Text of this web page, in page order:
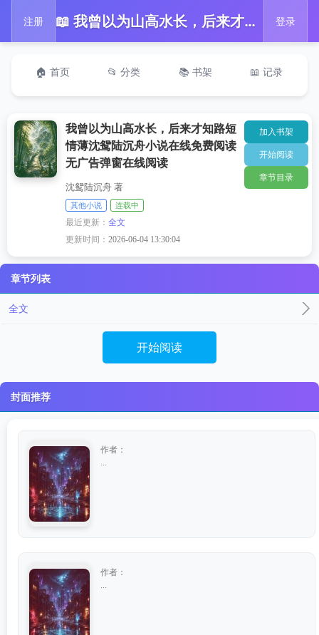
注册 📖 我曾以为山高水长，后来才知路短情薄沈鸳陆沉舟小说在线免费阅读无广告弹窗在线阅读 登录
🏠 首页 📂 分类 📚 书架 📖 记录
我曾以为山高水长，后来才知路短
情薄沈鸳陆沉舟小说在线免费阅读
无广告弹窗在线阅读
沈鸳陆沉舟 著
其他小说 连载中
最近更新：全文
更新时间：2026-06-04 13:30:04
加入书架
开始阅读
章节目录
章节列表
全文
开始阅读
封面推荐
作者：
作者：